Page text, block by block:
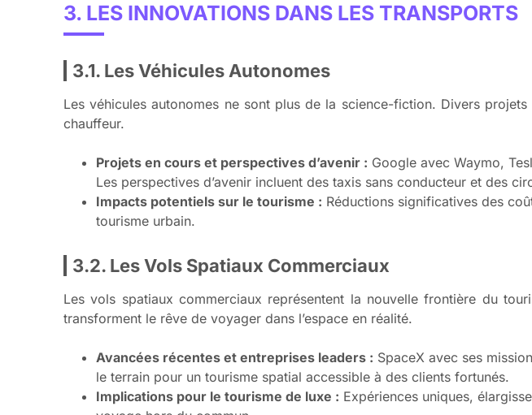
3. LES INNOVATIONS DANS LES TRANSPORTS
3.1. Les Véhicules Autonomes
Les véhicules autonomes ne sont plus de la science-fiction. Divers
chauffeur.
Projets en cours et perspectives d’avenir : Google avec Waymo,
Les perspectives d’avenir incluent des taxis sans conducteur et des
Impacts potentiels sur le tourisme : Réductions significatives des
tourisme urbain.
3.2. Les Vols Spatiaux Commerciaux
Les vols spatiaux commerciaux représentent la nouvelle frontière du
transforment le rêve de voyager dans l’espace en réalité.
Avancées récentes et entreprises leaders : SpaceX avec ses
le terrain pour un tourisme spatial accessible à des clients fortunés.
Implications pour le tourisme de luxe : Expériences uniques,